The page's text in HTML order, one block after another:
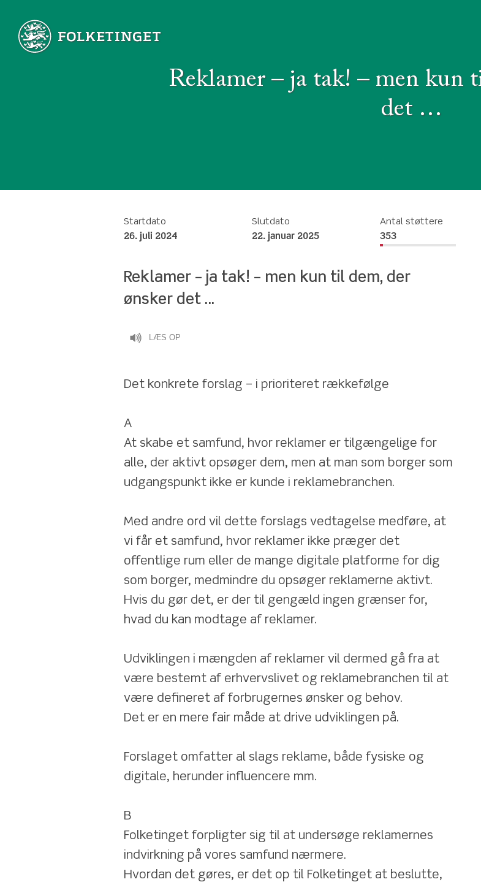
Reklamer – ja tak! – men kun
det …
Startdato
26. juli 2024
Slutdato
22. januar 2025
Antal støttere
353
Reklamer – ja tak! – men kun til dem, der
ønsker det …
LÆS OP
Det konkrete forslag – i prioriteret rækkefølge
A
At skabe et samfund, hvor reklamer er tilgængelige for
alle, der aktivt opsøger dem, men at man som borger som
udgangspunkt ikke er kunde i reklamebranchen.
Med andre ord vil dette forslags vedtagelse medføre, at
vi får et samfund, hvor reklamer ikke præger det
offentlige rum eller de mange digitale platforme for dig
som borger, medmindre du opsøger reklamerne aktivt.
Hvis du gør det, er der til gengæld ingen grænser for,
hvad du kan modtage af reklamer.
Udviklingen i mængden af reklamer vil dermed gå fra at
være bestemt af erhvervslivet og reklamebranchen til at
være defineret af forbrugernes ønsker og behov.
Det er en mere fair måde at drive udviklingen på.
Forslaget omfatter al slags reklame, både fysiske og
digitale, herunder influencere mm.
B
Folketinget forpligter sig til at undersøge reklamernes
indvirkning på vores samfund nærmere.
Hvordan det gøres, er det op til Folketinget at beslutte,